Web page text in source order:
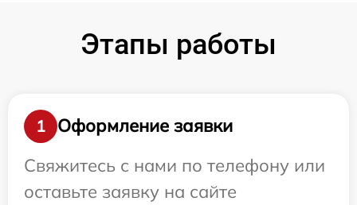
Этапы работы
1
Оформление заявки
Свяжитесь с нами по телефону или
оставьте заявку на сайте